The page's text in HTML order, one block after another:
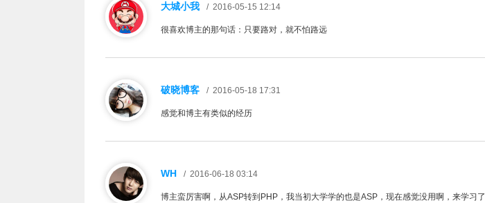
大城小我 / 2016-05-15 12:14
很喜欢博主的那句话：只要路对，就不怕路远
破晓博客 / 2016-05-18 17:31
感觉和博主有类似的经历
WH / 2016-06-18 03:14
博主蛮厉害啊，从ASP转到PHP，我当初大学学的也是ASP，现在感觉没用啊，来学习了